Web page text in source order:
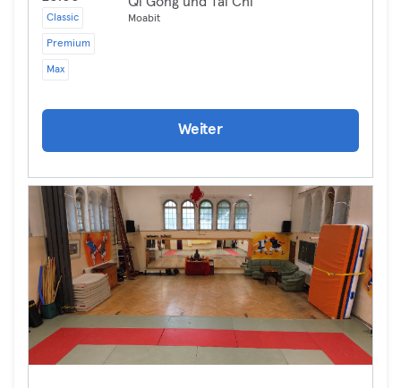
Classic
Premium
Max
Moabit
Weiter